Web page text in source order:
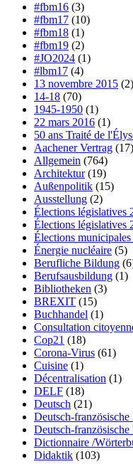
#fbm16 (3)
#fbm17 (10)
#fbm18 (1)
#fbm19 (2)
#JO2024 (1)
#lbm17 (4)
13 novembre 2015 (2)
14-18 (70)
1945-1950 (1)
22 mars 2016 (1)
50 ans Traité de
Aachener Vertrag (17)
Allgemein (764)
Architektur(19)
Außenpolitik (15)
Ausstellung (2)
Élections législatives
Élections législatives
Élections
Énergie nucléaire (5)
Berufliche Bildung
Berufsausbildung (1)
Bibliotheken (3)
BREXIT (15)
Buchhandel (1)
Consultation
Cop21 (18)
Corona-Virus (61)
Cuisine (1)
Décentralisation (1)
DELF (18)
Deutsch (21)
Deutsch-
Deutsch-französische
Dictionnaire /
Didaktik (103)